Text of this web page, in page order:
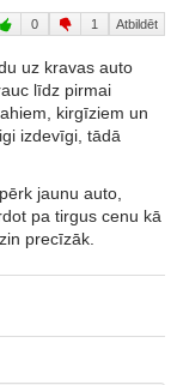
0 1 Atbildēt
uz kravas auto
līdz pirmai
kirgīziem un
izdevīgi, tādā
jaunu auto,
pa tirgus cenu kā
precīzāk.